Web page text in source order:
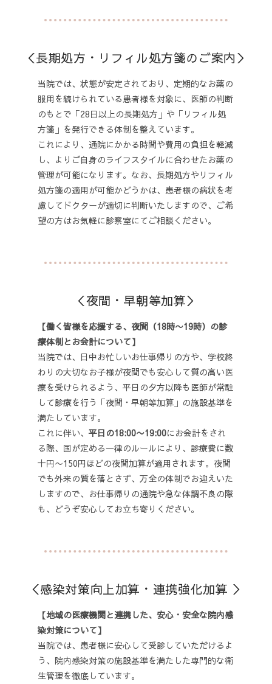
＜長期処方・リフィル処方箋のご案内＞
当院では、状態が安定されており、定期的なお薬の
服用を続けられている患者様を対象に、医師の判断
のもとで「28日以上の長期処方」や「リフィル処
方箋」を発行できる体制を整えています。
これにより、通院にかかる時間や費用の負担を軽減
し、よりご自身のライフスタイルに合わせたお薬の
管理が可能になります。なお、長期処方やリフィル
処方箋の適用が可能かどうかは、患者様の病状を考
慮してドクターが適切に判断いたしますので、ご希
望の方はお気軽に診察室にてご相談ください。
＜夜間・早朝等加算＞
【働く皆様を応援する、夜間（18時〜19時）の診
療体制とお会計について】
当院では、日中お忙しいお仕事帰りの方や、学校終
わりの大切なお子様が夜間でも安心して質の高い医
療を受けられるよう、平日の夕方以降も医師が常駐
して診療を行う「夜間・早朝等加算」の施設基準を
満たしています。
これに伴い、平日の18:00〜19:00にお会計をされ
る際、国が定める一律のルールにより、診療費に数
十円〜150円ほどの夜間加算が適用されます。夜間
でも外来の質を落とさず、万全の体制でお迎えいた
しますので、お仕事帰りの通院や急な体調不良の際
も、どうぞ安心してお立ち寄りください。
＜感染対策向上加算・連携強化加算 ＞
【地域の医療機関と連携した、安心・安全な院内感
染対策について】
当院では、患者様に安心して受診していただけるよ
う、院内感染対策の施設基準を満たした専門的な衛
生管理を徹底しています。